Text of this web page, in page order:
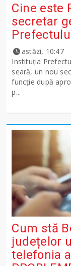
Cine este
secretar
astăzi, 10:47
Instituția
seară, un nou
funcție după
p...
Cum stă
județelor
telefonia